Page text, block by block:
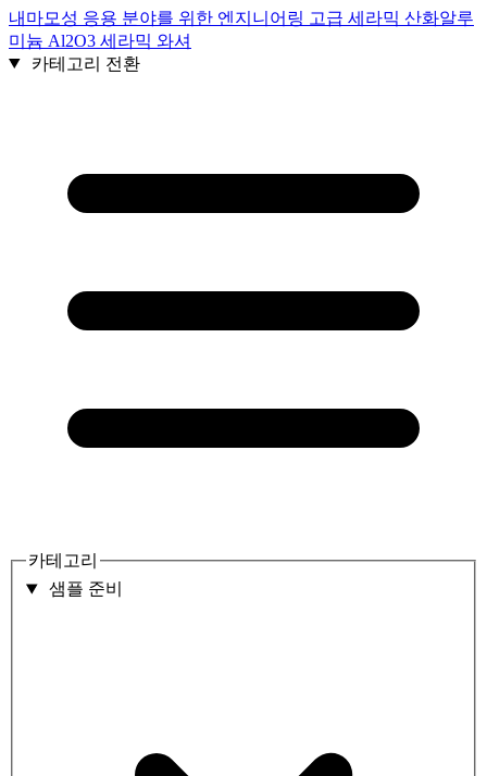
내마모성 응용 분야를 위한 엔지니어링 고급 세라믹 산화알루
미늄 Al2O3 세라믹 와셔
카테고리 전환
카테고리
샘플 준비